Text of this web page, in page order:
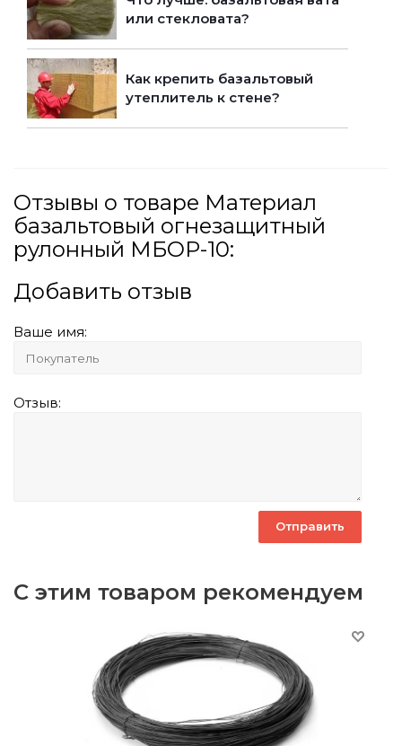
или стекловата?
Как крепить базальтовый
утеплитель к стене?
Отзывы о товаре Материал
базальтовый огнезащитный
рулонный МБОР-10:
Добавить отзыв
Ваше имя:
Отзыв:
С этим товаром рекомендуем